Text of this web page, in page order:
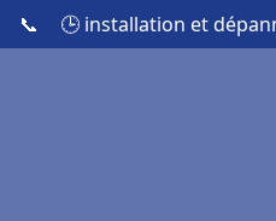
📞 🕒 installation et